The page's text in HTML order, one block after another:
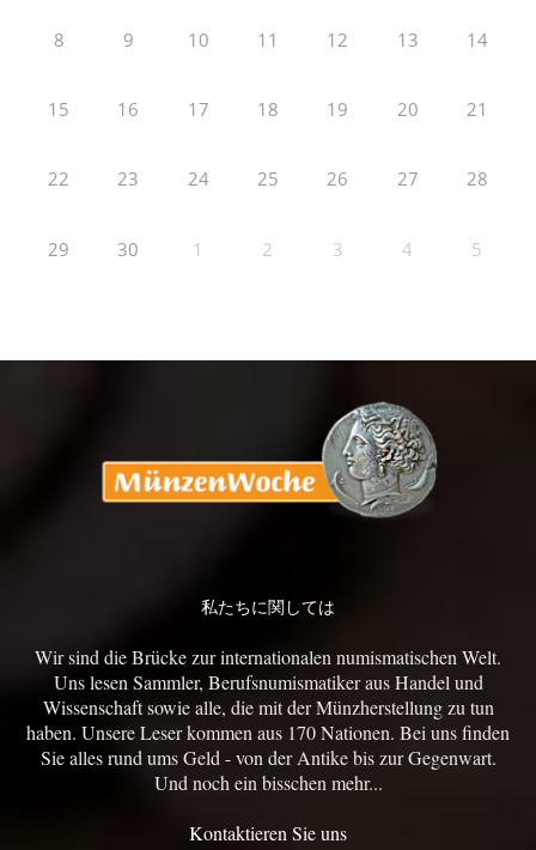
8 9 10 11 12 13 14
15 16 17 18 19 20 21
22 23 24 25 26 27 28
29 30 1 2 3 4 5
私たちに関しては
Wir sind die Brücke zur internationalen numismatischen Welt.
Uns lesen Sammler, Berufsnumismatiker aus Handel und
Wissenschaft sowie alle, die mit der Münzherstellung zu tun
haben. Unsere Leser kommen aus 170 Nationen. Bei uns finden
Sie alles rund ums Geld - von der Antike bis zur Gegenwart.
Und noch ein bisschen mehr...
Kontaktieren Sie uns